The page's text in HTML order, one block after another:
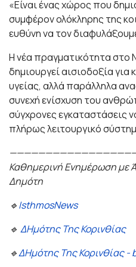
«Είναι ένας χώρος που
συμφέρον ολόκληρης της
ευθύνη να τον
Η νέα πραγματικότητα στο
δημιουργεί αισιοδοξία για
υγείας, αλλά παράλληλα
συνεχή ενίσχυση του
σύγχρονες εγκαταστάσεις
πλήρως λειτουργικό
Καθημερινή Ενημέρωση με
Δημότη
🔹IsthmosNews
🔹 ΔΗμότης Της Κορινθίας
🔹ΔΗμότης Της Κορινθίας -